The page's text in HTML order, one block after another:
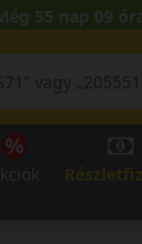
55 nap 09